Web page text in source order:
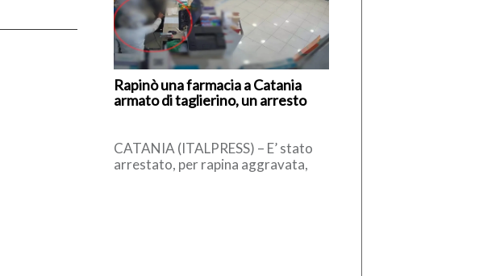
Rapinò una farmacia a Catania
armato di taglierino, un arresto
CATANIA (ITALPRESS) – E’ stato
arrestato, per rapina aggravata,